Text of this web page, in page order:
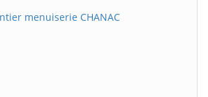
menuiserie CHANAC